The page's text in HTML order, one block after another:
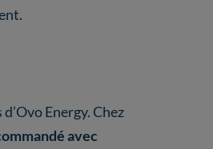
Energy. Chez
avec